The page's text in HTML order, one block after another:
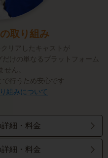
取り組み
リアしたキャストが
けの単なるプラットフォーム
せん。
⾏うため安⼼です
組みについて
細・料金
細・料金